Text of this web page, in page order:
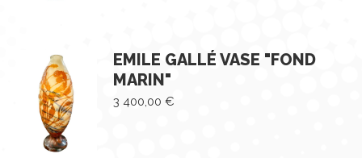
EMILE GALLÉ VASE "FOND
MARIN"
3 400,00 €